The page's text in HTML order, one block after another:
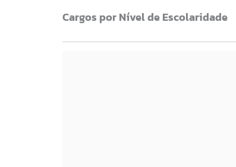
Cargos por Nível de Escolaridade